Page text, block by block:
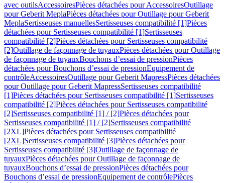
avec outilsAccessoiresPièces détachées pour AccessoiresOutillage
pour Geberit MeplaPièces détachées pour Outillage pour Geberit
MeplaSertisseuses manuellesSertisseuses compatibilité [1]Pièces
détachées pour Sertisseuses compatibilité [1]Sertisseuses
compatibilité [2]Pièces détachées pour Sertisseuses compatibilité
[2]Outillage de façonnage de tuyauxPièces détachées pour Outillage
de façonnage de tuyauxBouchons d’essai de pressionPièces
détachées pour Bouchons d’essai de pressionEquipement de
contrôleAccessoiresOutillage pour Geberit MapressPièces détachées
pour Outillage pour Geberit MapressSertisseuses compatibilité
[1]Pièces détachées pour Sertisseuses compatibilité [1]Sertisseuses
compatibilité [2]Pièces détachées pour Sertisseuses compatibilité
[2]Sertisseuses compatibilité [1] / [2]Pièces détachées pour
Sertisseuses compatibilité [1] / [2]Sertisseuses compatibilité
[2XL]Pièces détachées pour Sertisseuses compatibilité
[2XL]Sertisseuses compatibilité [3]Pièces détachées pour
Sertisseuses compatibilité [3]Outillage de façonnage de
tuyauxPièces détachées pour Outillage de façonnage de
tuyauxBouchons d’essai de pressionPièces détachées pour
Bouchons d’essai de pressionEquipement de contrôlePièces